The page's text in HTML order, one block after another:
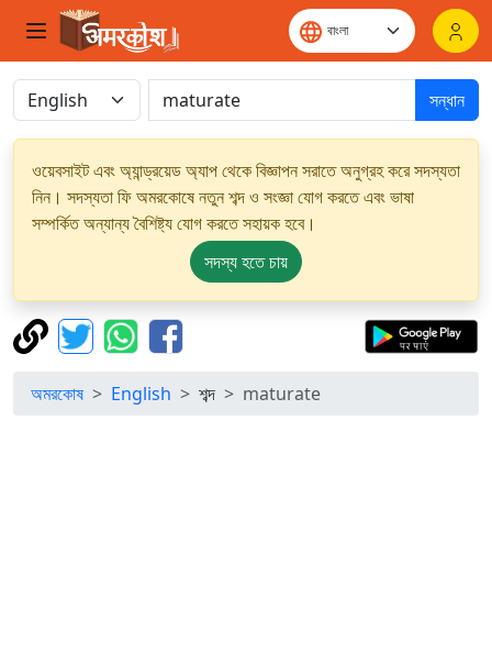
সন্ধান
ওয়েবসাইট এবং অ্যান্ড্রয়েড অ্যাপ থেকে বিজ্ঞাপন সরাতে অনুগ্রহ করে সদস্যতা
নিন। সদস্যতা ফি অমরকোষে নতুন শব্দ ও সংজ্ঞা যোগ করতে এবং ভাষা
সম্পর্কিত অন্যান্য বৈশিষ্ট্য যোগ করতে সহায়ক হবে।
সদস্য হতে চায়
অমরকোষ English শব্দ maturate